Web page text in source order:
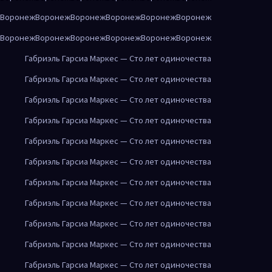
ВоронежВоронежВоронежВоронежВоронежВоронеж
ВоронежВоронежВоронежВоронежВоронежВоронеж
Габриэль Гарсиа Маркес — Сто лет одиночества
Габриэль Гарсиа Маркес — Сто лет одиночества
Габриэль Гарсиа Маркес — Сто лет одиночества
Габриэль Гарсиа Маркес — Сто лет одиночества
Габриэль Гарсиа Маркес — Сто лет одиночества
Габриэль Гарсиа Маркес — Сто лет одиночества
Габриэль Гарсиа Маркес — Сто лет одиночества
Габриэль Гарсиа Маркес — Сто лет одиночества
Габриэль Гарсиа Маркес — Сто лет одиночества
Габриэль Гарсиа Маркес — Сто лет одиночества
Габриэль Гарсиа Маркес — Сто лет одиночества